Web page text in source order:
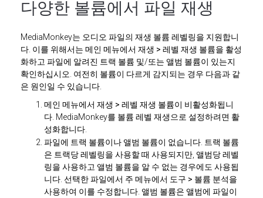
다양한 볼륨에서 파일 재생
MediaMonkey는 오디오 파일의 재생 볼륨 레벨링을 지원합니
다. 이를 위해서는 메인 메뉴에서 재생 > 레벨 재생 볼륨을 활성
화하고 파일에 알려진 트랙 볼륨 및/또는 앨범 볼륨이 있는지
확인하십시오. 여전히 볼륨이 다르게 감지되는 경우 다음과 같
은 원인일 수 있습니다.
메인 메뉴에서 재생 > 레벨 재생 볼륨이 비활성화됩니
다. MediaMonkey를 볼륨 레벨 재생으로 설정하려면 활
성화합니다.
파일에 트랙 볼륨이나 앨범 볼륨이 없습니다. 트랙 볼륨
은 트랙당 레벨링을 사용할 때 사용되지만, 앨범당 레벨
링을 사용하고 앨범 볼륨을 알 수 없는 경우에도 사용됩
니다. 선택한 파일에서 주 메뉴에서 도구 > 볼륨 분석을
사용하여 이를 수정합니다. 앨범 볼륨은 앨범에 파일이